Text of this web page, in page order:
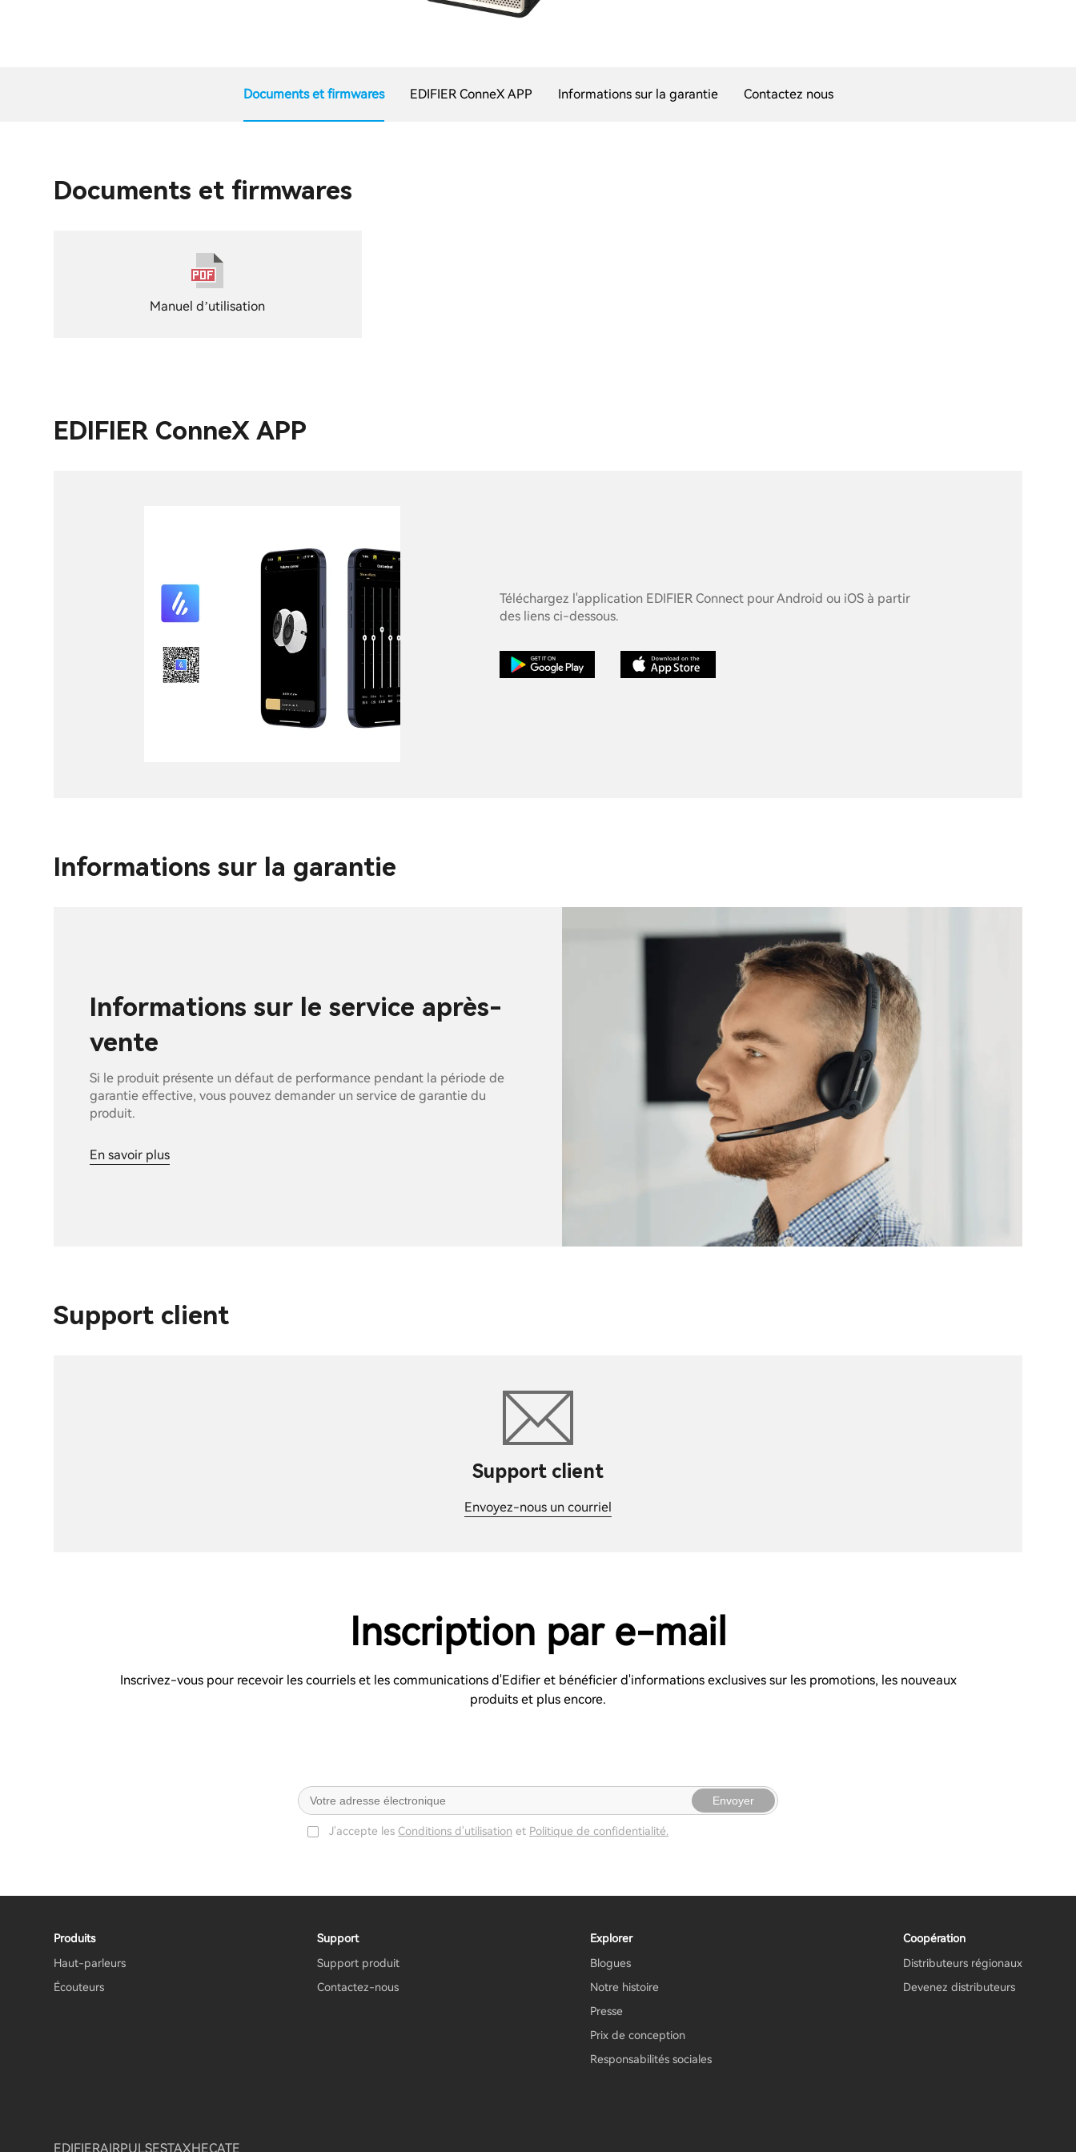
Documents et firmwares EDIFIER ConneX APP Informations sur la garantie Contactez nous
Documents et firmwares
Manuel d’utilisation
EDIFIER ConneX APP
Téléchargez l'application EDIFIER Connect pour Android ou iOS à partir
des liens ci-dessous.
Informations sur la garantie
Informations sur le service après-
vente
Si le produit présente un défaut de performance pendant la période de
garantie effective, vous pouvez demander un service de garantie du
produit.
En savoir plus
Support client
Support client
Envoyez-nous un courriel
Inscription par e-mail
Inscrivez-vous pour recevoir les courriels et les communications d'Edifier et bénéficier d'informations exclusives sur les promotions, les nouveaux
produits et plus encore.
Envoyer
J'accepte les Conditions d'utilisation et Politique de confidentialité.
Produits
Haut-parleurs
Écouteurs
Support
Support produit
Contactez-nous
Explorer
Blogues
Notre histoire
Presse
Prix ​​de conception
Responsabilités sociales
Coopération
Distributeurs régionaux
Devenez distributeurs
EDIFIERAIRPULSESTAXHECATE